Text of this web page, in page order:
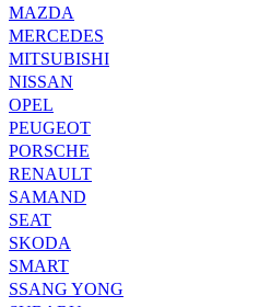
MAZDA
MERCEDES
MITSUBISHI
NISSAN
OPEL
PEUGEOT
PORSCHE
RENAULT
SAMAND
SEAT
SKODA
SMART
SSANG YONG